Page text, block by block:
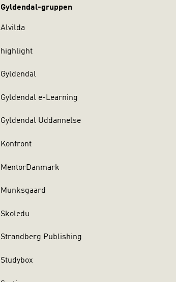
Gyldendal-gruppen
Alvilda
highlight
Gyldendal
Gyldendal e-Learning
Gyldendal Uddannelse
Konfront
MentorDanmark
Munksgaard
Skoledu
Strandberg Publishing
Studybox